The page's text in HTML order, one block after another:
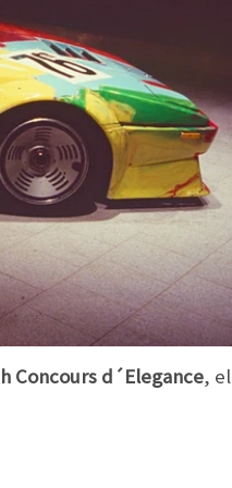
Concours d´Elegance, el